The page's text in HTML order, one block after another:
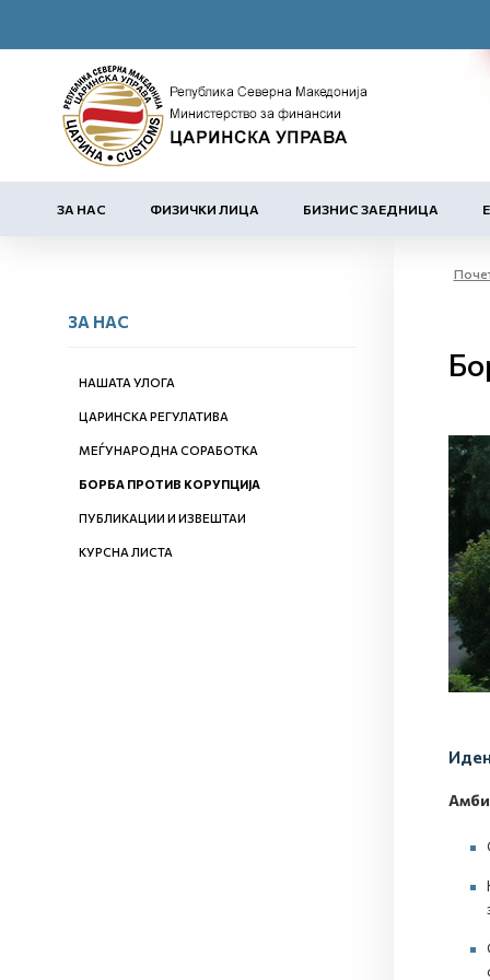
ЗА НАС ФИЗИЧКИ ЛИЦА БИЗНИС ЗАЕДНИЦА
ЗА НАС
НАШАТА УЛОГА
ЦАРИНСКА РЕГУЛАТИВА
МЕЃУНАРОДНА СОРАБОТКА
БОРБА ПРОТИВ КОРУПЦИЈА
ПУБЛИКАЦИИ И ИЗВЕШТАИ
КУРСНА ЛИСТА